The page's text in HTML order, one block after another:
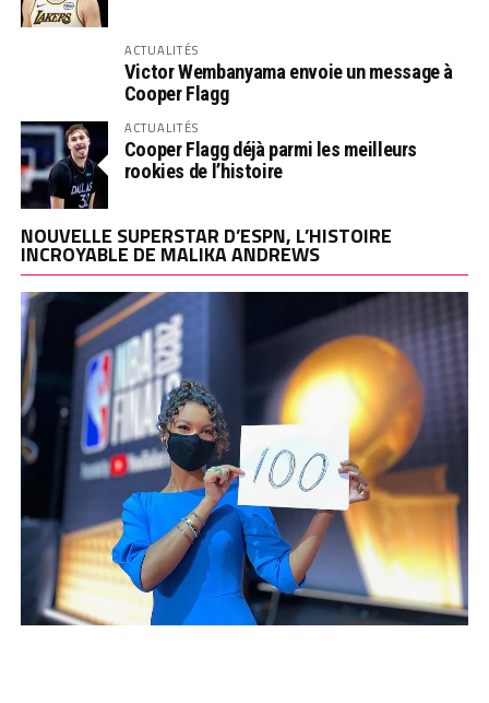
ACTUALITÉS
Victor Wembanyama envoie un message à
Cooper Flagg
ACTUALITÉS
Cooper Flagg déjà parmi les meilleurs
rookies de l’histoire
NOUVELLE SUPERSTAR D’ESPN, L’HISTOIRE
INCROYABLE DE MALIKA ANDREWS